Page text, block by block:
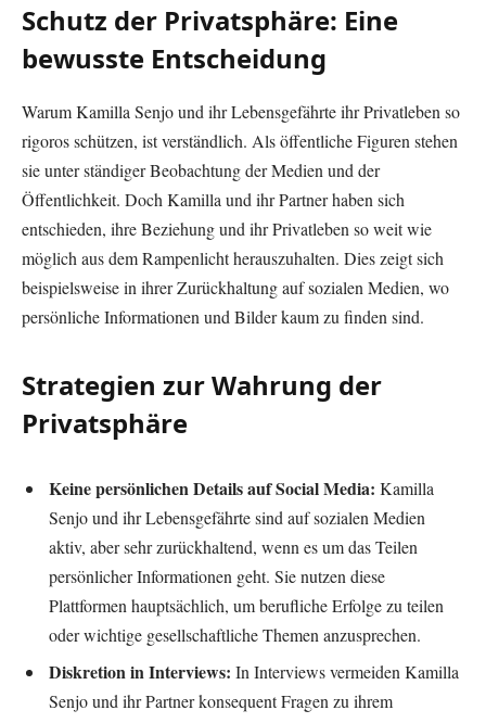
Schutz der Privatsphäre: Eine
bewusste Entscheidung
Warum Kamilla Senjo und ihr Lebensgefährte ihr Privatleben so
rigoros schützen, ist verständlich. Als öffentliche Figuren stehen
sie unter ständiger Beobachtung der Medien und der
Öffentlichkeit. Doch Kamilla und ihr Partner haben sich
entschieden, ihre Beziehung und ihr Privatleben so weit wie
möglich aus dem Rampenlicht herauszuhalten. Dies zeigt sich
beispielsweise in ihrer Zurückhaltung auf sozialen Medien, wo
persönliche Informationen und Bilder kaum zu finden sind.
Strategien zur Wahrung der
Privatsphäre
Keine persönlichen Details auf Social Media: Kamilla
Senjo und ihr Lebensgefährte sind auf sozialen Medien
aktiv, aber sehr zurückhaltend, wenn es um das Teilen
persönlicher Informationen geht. Sie nutzen diese
Plattformen hauptsächlich, um berufliche Erfolge zu teilen
oder wichtige gesellschaftliche Themen anzusprechen.
Diskretion in Interviews: In Interviews vermeiden Kamilla
Senjo und ihr Partner konsequent Fragen zu ihrem